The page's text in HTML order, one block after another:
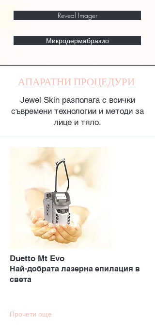
Reveal Imager
Микродермабразио
АПАРАТНИ ПРОЦЕДУРИ
Jewel Skin разполага с всички
съвремени технологии и методи за
лице и тяло.
Duetto Mt Evo
Най-добрата лазерна епилация в
света
Прочети още